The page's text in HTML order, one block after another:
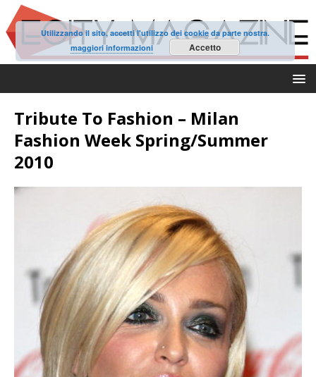
Tribute To Fashion – Milan
Fashion Week Spring/Summer
2010
Utilizzando il sito, accetti l'utilizzo dei cookie da parte nostra.
maggiori informazioni
Accetto